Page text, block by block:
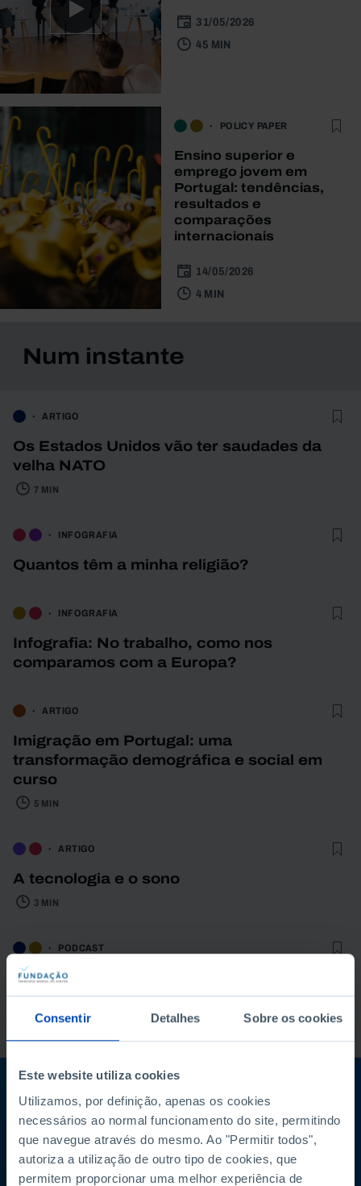
Consentir Detalhes Sobre os cookies
Este website utiliza cookies
Utilizamos, por definição, apenas os cookies
necessários ao normal funcionamento do site, permitindo
que navegue através do mesmo. Ao "Permitir todos",
autoriza a utilização de outro tipo de cookies, que
permitem proporcionar uma melhor experiência de
31/05/2026
45 MIN
POLICY PAPER
Ensino superior e
emprego jovem em
Portugal: tendências,
resultados e
comparações
internacionais
14/05/2026
4 MIN
Num instante
ARTIGO
Os Estados Unidos vão ter saudades da
velha NATO
7 MIN
INFOGRAFIA
Quantos têm a minha religião?
INFOGRAFIA
Infografia: No trabalho, como nos
comparamos com a Europa?
ARTIGO
Imigração em Portugal: uma
transformação demográfica e social em
curso
5 MIN
ARTIGO
A tecnologia e o sono
3 MIN
PODCAST
O que fazer para ganhar mais
competitividade em Portugal e na Europa?
61 MIN
Subscreva a newsletter da Fundação
Mantenha-se a par